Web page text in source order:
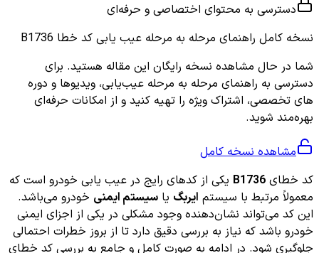
دسترسی به محتوای اختصاصی و حرفه‌ای
نسخه کامل راهنمای مرحله به مرحله عیب یابی کد خطا B1736
شما در حال مشاهده نسخه رایگان این مقاله هستید. برای
دسترسی به راهنمای مرحله به مرحله عیب‌یابی، ویدیوها و دوره
های تخصصی، اشتراک ویژه را تهیه کنید و از امکانات حرفه‌ای
بهره‌مند شوید.
مشاهده نسخه کامل
کد خطای B1736 یکی از کدهای رایج در عیب یابی خودرو است که
معمولاً مرتبط با سیستم ایربگ یا سیستم ایمنی خودرو می‌باشد.
این کد می‌تواند نشان‌دهنده وجود مشکلی در یکی از اجزای ایمنی
خودرو باشد که نیاز به بررسی دقیق دارد تا از بروز خطرات احتمالی
جلوگیری شود. در ادامه به صورت کامل و جامع به بررسی کد خطای